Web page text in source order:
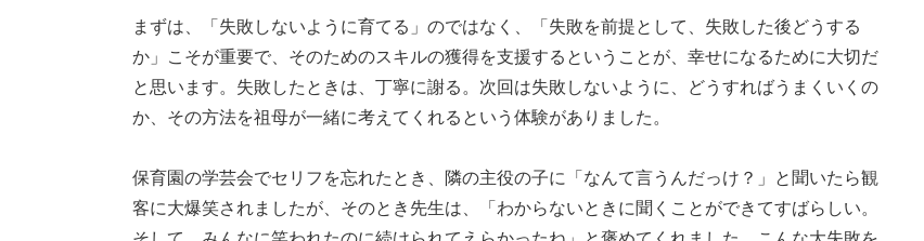
まずは、「失敗しないように育てる」のではなく、「失敗を前提として、失敗した後どうする
か」こそが重要で、そのためのスキルの獲得を支援するということが、幸せになるために大切だ
と思います。失敗したときは、丁寧に謝る。次回は失敗しないように、どうすればうまくいくの
か、その方法を祖母が一緒に考えてくれるという体験がありました。
保育園の学芸会でセリフを忘れたとき、隣の主役の子に「なんて言うんだっけ？」と聞いたら観
客に大爆笑されましたが、そのとき先生は、「わからないときに聞くことができてすばらしい。